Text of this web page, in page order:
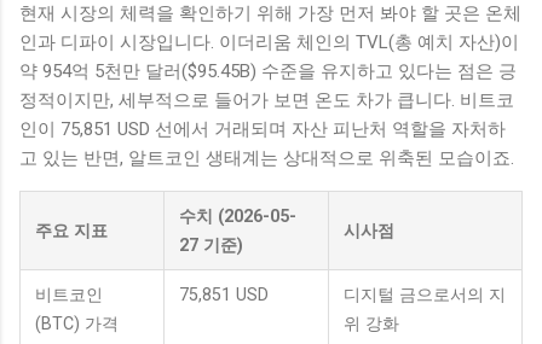
현재 시장의 체력을 확인하기 위해 가장 먼저 봐야 할 곳은 온체
인과 디파이 시장입니다. 이더리움 체인의 TVL(총 예치 자산)이
약 954억 5천만 달러($95.45B) 수준을 유지하고 있다는 점은 긍
정적이지만, 세부적으로 들어가 보면 온도 차가 큽니다. 비트코
인이 75,851 USD 선에서 거래되며 자산 피난처 역할을 자처하
고 있는 반면, 알트코인 생태계는 상대적으로 위축된 모습이죠.
주요 지표
수치 (2026-05-
27 기준)
시사점
비트코인
(BTC) 가격
75,851 USD
디지털 금으로서의 지
위 강화